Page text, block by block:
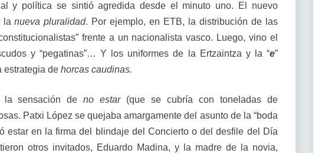
y política se sintió agredida desde el minuto uno. El nuevo
lanueva pluralidad. Por ejemplo, en ETB, la distribución de las
frente a un nacionalista vasco. Luego, vino el
y “pegatinas”… Y los uniformes de la Ertzaintza y la “e”
estrategia de horcas caudinas.
la sensación deno estar(que se cubría con toneladas de
Patxi López se quejaba amargamente del asunto de la “boda
estar en la firma del blindaje del Concierto o del desfile del Día
otros invitados, Eduardo Madina, y la madre de la novia,